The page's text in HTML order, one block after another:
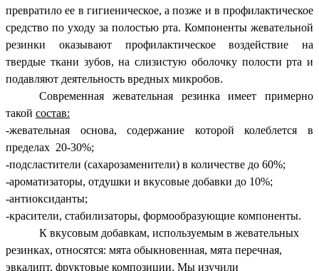
превратило ее в гигиеническое, а позже и в профилактическое
средство по уходу за полостью рта. Компоненты жевательной
резинки оказывают профилактическое воздействие на
твердые ткани зубов, на слизистую оболочку полости рта и
подавляют деятельность вредных микробов.
Современная жевательная резинка имеет примерно
такой состав:
-жевательная основа, содержание которой колеблется в
пределах 20-30%;
-подсластители (сахарозаменители) в количестве до 60%;
-ароматизаторы, отдушки и вкусовые добавки до 10%;
-антиоксиданты;
-красители, стабилизаторы, формообразующие компоненты.
К вкусовым добавкам, используемым в жевательных
резинках, относятся: мята обыкновенная, мята перечная,
эвкалипт, фруктовые композиции. Мы изучили